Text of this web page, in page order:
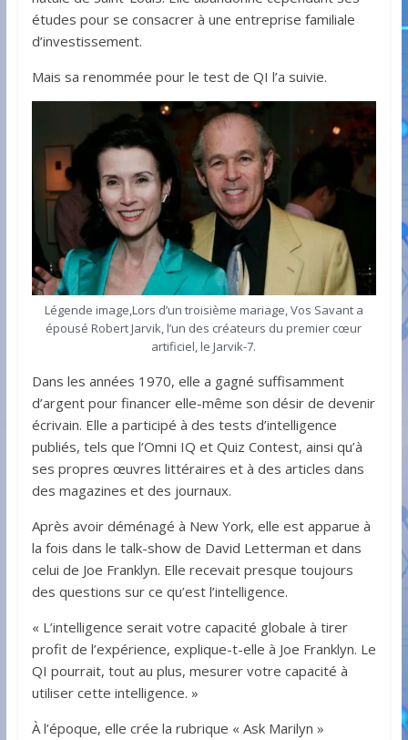
études pour se consacrer à une entreprise familiale
d’investissement.
Mais sa renommée pour le test de QI l’a suivie.
Légende image,Lors d’un troisième mariage, Vos Savant a
épousé Robert Jarvik, l’un des créateurs du premier cœur
artificiel, le Jarvik-7.
Dans les années 1970, elle a gagné suffisamment
d’argent pour financer elle-même son désir de devenir
écrivain. Elle a participé à des tests d’intelligence
publiés, tels que l’Omni IQ et Quiz Contest, ainsi qu’à
ses propres œuvres littéraires et à des articles dans
des magazines et des journaux.
Après avoir déménagé à New York, elle est apparue à
la fois dans le talk-show de David Letterman et dans
celui de Joe Franklyn. Elle recevait presque toujours
des questions sur ce qu’est l’intelligence.
« L’intelligence serait votre capacité globale à tirer
profit de l’expérience, explique-t-elle à Joe Franklyn. Le
QI pourrait, tout au plus, mesurer votre capacité à
utiliser cette intelligence. »
À l’époque, elle crée la rubrique « Ask Marilyn »